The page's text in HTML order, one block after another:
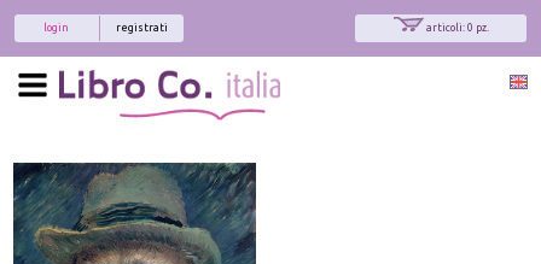
articoli: 0 pz.
registrati
login